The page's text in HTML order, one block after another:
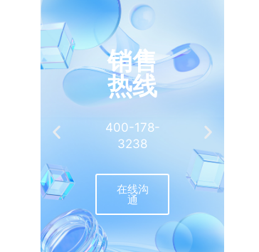
销售
热线
400-178-
3238
在线沟
通